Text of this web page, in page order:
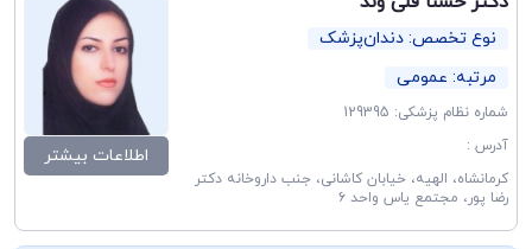
نوع تخصص: دندان‌پزشک
مرتبه: عمومی
شماره نظام پزشکی: 129395
آدرس :
کرمانشاه، الهیه، خیابان کاشانی، جنب داروخانه دکتر
رضا پور، مجتمع یاس واحد ۶
اطلاعات بیشتر